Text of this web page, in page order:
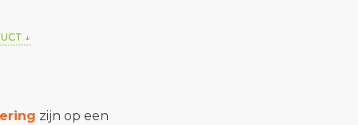
zijn op een